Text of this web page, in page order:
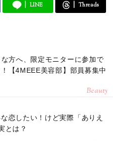
LINE Threads
方へ、限定モニターに参加で
【4MEEE美容部】部員募集中
Beauty
恋したい！けど実際「ありえ
とは？